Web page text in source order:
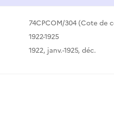
74CPCOM/304 (Cote de
1922-1925
1922, janv.-1925, déc.